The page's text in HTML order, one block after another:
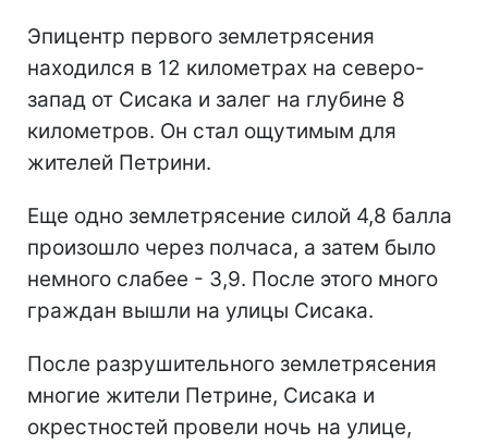
Эпицентр первого землетрясения
находился в 12 километрах на северо-
запад от Сисака и залег на глубине 8
километров. Он стал ощутимым для
жителей Петрини.
Еще одно землетрясение силой 4,8 балла
произошло через полчаса, а затем было
немного слабее - 3,9. После этого много
граждан вышли на улицы Сисака.
После разрушительного землетрясения
многие жители Петрине, Сисака и
окрестностей провели ночь на улице,